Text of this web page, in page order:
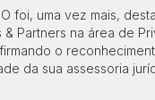
foi, uma vez mais,
& Partners na área de
o
da sua assessoria